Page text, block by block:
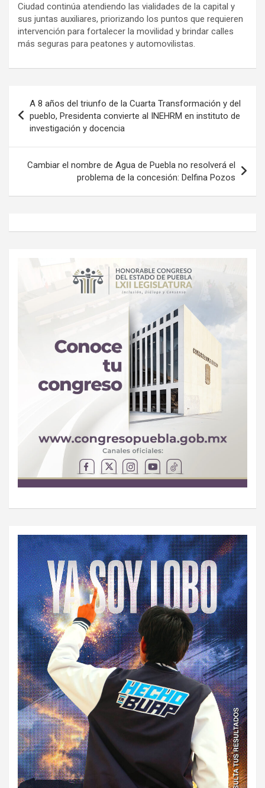
Ciudad continúa atendiendo las vialidades de la capital y
sus juntas auxiliares, priorizando los puntos que requieren
intervención para fortalecer la movilidad y brindar calles
más seguras para peatones y automovilistas.
de
entradas
A 8 años del triunfo de la Cuarta Transformación y del
pueblo, Presidenta convierte al INEHRM en instituto de
investigación y docencia
Cambiar el nombre de Agua de Puebla no resolverá el
problema de la concesión: Delfina Pozos